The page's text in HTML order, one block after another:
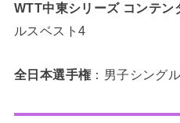
WTT中東シリーズ コンテン
ルスベスト4
全日本選手権：男子シング